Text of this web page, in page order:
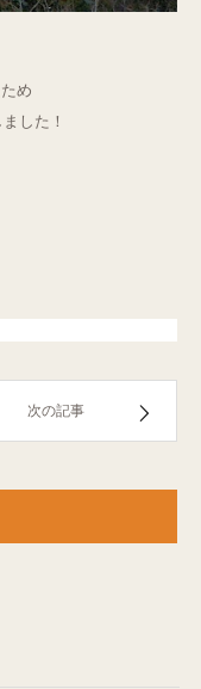
め
した！
次の記事